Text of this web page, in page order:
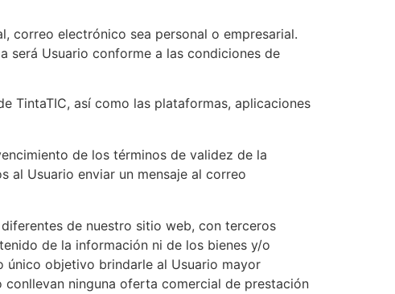
correo electrónico sea personal o empresarial.
será Usuario conforme a las condiciones de
TintaTIC, así como las plataformas, aplicaciones
de los términos de validez de la
al Usuario enviar un mensaje al correo
de nuestro sitio web, con terceros
de la información ni de los bienes y/o
único objetivo brindarle al Usuario mayor
ninguna oferta comercial de prestación